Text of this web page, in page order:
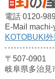
電話 0120-
E-Mail
KOTOBUKI
〒507-0901
岐阜県多治見